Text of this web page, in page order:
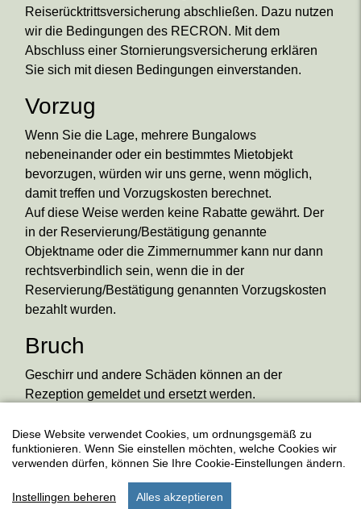
Reiserücktrittsversicherung abschließen. Dazu nutzen
wir die Bedingungen des RECRON. Mit dem
Abschluss einer Stornierungsversicherung erklären
Sie sich mit diesen Bedingungen einverstanden.
Vorzug
Wenn Sie die Lage, mehrere Bungalows
nebeneinander oder ein bestimmtes Mietobjekt
bevorzugen, würden wir uns gerne, wenn möglich,
damit treffen und Vorzugskosten berechnet.
Auf diese Weise werden keine Rabatte gewährt. Der
in der Reservierung/Bestätigung genannte
Objektname oder die Zimmernummer kann nur dann
rechtsverbindlich sein, wenn die in der
Reservierung/Bestätigung genannten Vorzugskosten
bezahlt wurden.
Bruch
Geschirr und andere Schäden können an der
Rezeption gemeldet und ersetzt werden.
start aufenthalt einstellungen
Diese Website verwendet Cookies, um ordnungsgemäß zu
funktionieren. Wenn Sie einstellen möchten, welche Cookies wir
verwenden dürfen, können Sie Ihre Cookie-Einstellungen ändern.
Instellingen beheren Alles akzeptieren